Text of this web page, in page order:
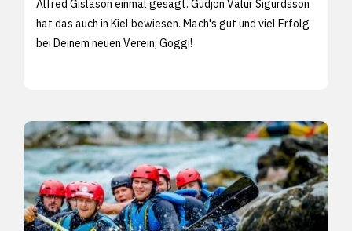
Alfred Gislason einmal gesagt. Gudjon Valur Sigurdsson
hat das auch in Kiel bewiesen. Mach's gut und viel Erfolg
bei Deinem neuen Verein, Goggi!